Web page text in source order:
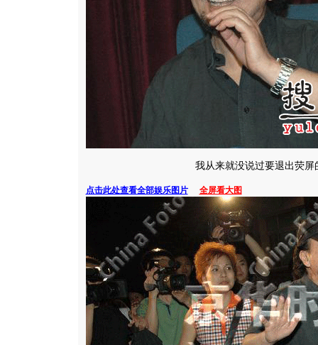
我从来就没说过要退出荧屏
点击此处查看全部娱乐图片 全屏看大图